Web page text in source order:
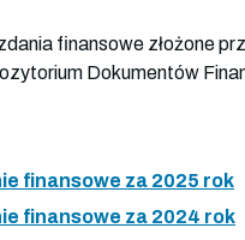
finansowe złożone
Dokumentów
finansowe za 2025 rok
finansowe za 2024 rok